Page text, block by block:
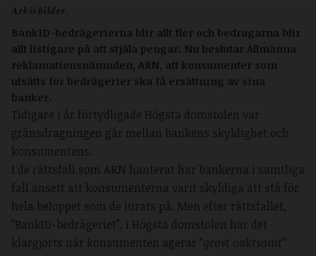
Arkivbilder.
BankID-bedrägerierna blir allt fler och bedragarna blir
allt listigare på att stjäla pengar. Nu beslutar Allmänna
reklamationsnämnden, ARN, att konsumenter som
utsätts för bedrägerier ska få ersättning av sina
banker.
Tidigare i år förtydligade Högsta domstolen var
gränsdragningen går mellan bankens skyldighet och
konsumentens.
I de rättsfall som ARN hanterat har bankerna i samtliga
fall ansett att konsumenterna varit skyldiga att stå för
hela beloppet som de lurats på. Men efter rättsfallet,
”BankID-bedrägeriet”, i Högsta domstolen har det
klargjorts när konsumenten agerar ”grovt oaktsamt”